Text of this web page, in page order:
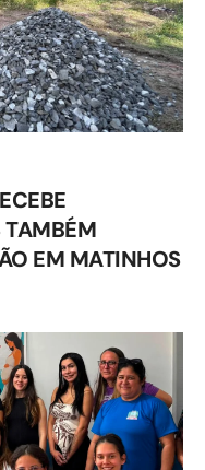
TAMBÉM
EM MATINHOS